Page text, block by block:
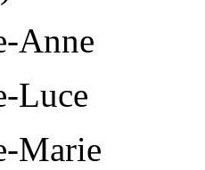
Anne
Luce
Marie